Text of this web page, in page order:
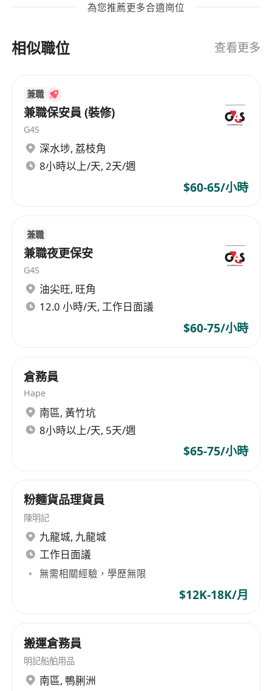
• 協助店舖日常運作
• 如經驗較多者可會考慮成資深銷售員 有興趣者請
為您推薦更多合適崗位
相似職位 查看更多
兼職
兼職保安員 (裝修)
G4S
深水埗, 荔枝角
8小時以上/天, 2天/週
$60-65/小時
兼職
兼職夜更保安
G4S
油尖旺, 旺角
12.0 小時/天, 工作日面議
$60-75/小時
倉務員
Hape
南區, 黃竹坑
8小時以上/天, 5天/週
$65-75/小時
粉麵貨品理貨員
陳明記
九龍城, 九龍城
工作日面議
無需相關經驗，學歷無限
$12K-18K/月
搬運倉務員
明記船舶用品
南區, 鴨脷洲